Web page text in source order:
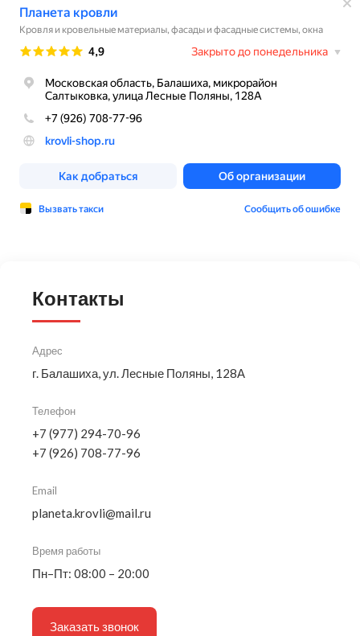
Контакты
Адрес
г. Балашиха, ул. Лесные Поляны, 128А
Телефон
+7 (977) 294-70-96
+7 (926) 708-77-96
Email
planeta.krovli@mail.ru
Время работы
Пн–Пт: 08:00 – 20:00
Заказать звонок